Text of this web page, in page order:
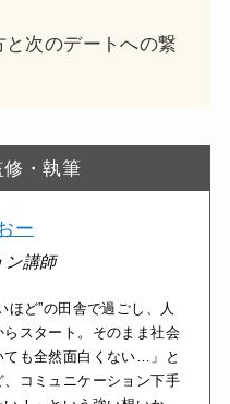
次のデートへの繋
修・執筆
ー
ン講師
ほど”の田舎で過ごし、人
スタート。そのまま社会
ても全然面白くない…」と
コミュニケーション下手